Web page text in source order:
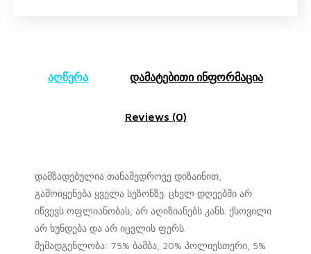
აღწერა დამატებითი ინფორმაცია
Reviews (0)
დამზადებულია თანამედროვე დიზაინით,
გამოიყენება ყველა სეზონზე. ცხელ დღეებში არ
იწვევს ოფლიანობას, არ აღიზიანებს კანს. ქსოვილი
არ ხუნდება და არ იცვლის ფერს.
შემადგენლობა: 75% ბამბა, 20% პოლიესთერი, 5%